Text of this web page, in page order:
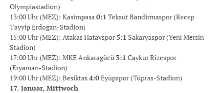
Olympiastadion)
13:00 Uhr (MEZ): Kasimpasa 0:1 Teksüt Bandirmaspor (Recep
Tayyip Erdogan-Stadion)
15:00 Uhr (MEZ): Atakas Hatayspor5:1 Sakaryaspor (Yeni Mersin-
Stadion)
17:00 Uhr (MEZ): MKE Ankaragücü 3:1 Caykur Rizespor
(Eryaman-Stadion)
19:00 Uhr (MEZ): Besiktas4:0Eyüpspor (Tüpras-Stadion)
17. Januar, Mittwoch